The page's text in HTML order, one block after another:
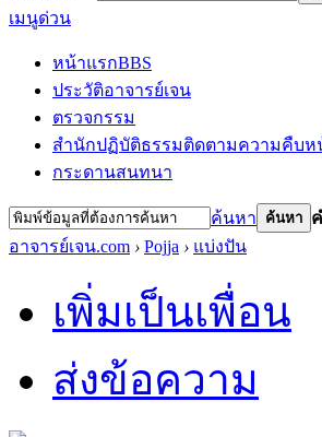
เมนูด่วน
หน้าแรกBBS
ประวัติอาจารย์เจน
ตรวจกรรม
สำนักปฏิบัติธรรมติดตามความคืบห
กระดานสนทนา
ค้นหา ค้นหา
อาจารย์เจน.com › Pojja › แบ่งปัน
เพิ่มเป็นเพื่อน
ส่งข้อความ